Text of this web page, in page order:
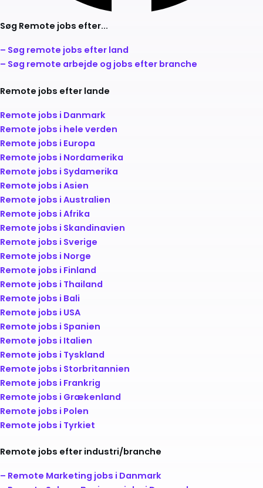
Søg Remote jobs efter...
– Søg remote jobs efter land
– Søg remote arbejde og jobs efter branche
Remote jobs efter lande
Remote jobs i Danmark
Remote jobs i hele verden
Remote jobs i Europa
Remote jobs i Nordamerika
Remote jobs i Sydamerika
Remote jobs i Asien
Remote jobs i Australien
Remote jobs i Afrika
Remote jobs i Skandinavien
Remote jobs i Sverige
Remote jobs i Norge
Remote jobs i Finland
Remote jobs i Thailand
Remote jobs i Bali
Remote jobs i USA
Remote jobs i Spanien
Remote jobs i Italien
Remote jobs i Tyskland
Remote jobs i Storbritannien
Remote jobs i Frankrig
Remote jobs i Grækenland
Remote jobs i Polen
Remote jobs i Tyrkiet
Remote jobs efter industri/branche
– Remote Marketing jobs i Danmark